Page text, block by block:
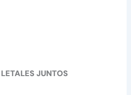
JUNTOS